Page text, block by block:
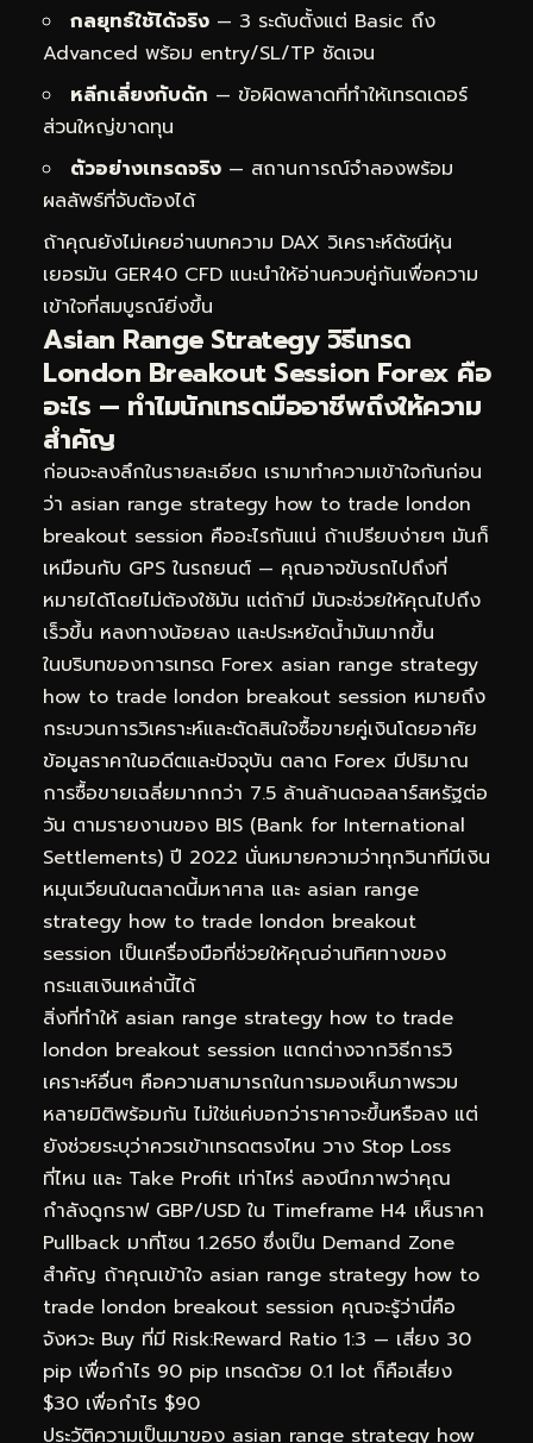
กลยุทธ์ใช้ได้จริง — 3 ระดับตั้งแต่ Basic ถึง
Advanced พร้อม entry/SL/TP ชัดเจน
หลีกเลี่ยงกับดัก — ข้อผิดพลาดที่ทำให้เทรดเดอร์
ส่วนใหญ่ขาดทุน
ตัวอย่างเทรดจริง — สถานการณ์จำลองพร้อม
ผลลัพธ์ที่จับต้องได้
ถ้าคุณยังไม่เคยอ่านบทความ DAX วิเคราะห์ดัชนีหุ้น
เยอรมัน GER40 CFD แนะนำให้อ่านควบคู่กันเพื่อความ
เข้าใจที่สมบูรณ์ยิ่งขึ้น
Asian Range Strategy วิธีเทรด
London Breakout Session Forex คือ
อะไร — ทำไมนักเทรดมืออาชีพถึงให้ความ
สำคัญ
ก่อนจะลงลึกในรายละเอียด เรามาทำความเข้าใจกันก่อน
ว่า asian range strategy how to trade london
breakout session คืออะไรกันแน่ ถ้าเปรียบง่ายๆ มันก็
เหมือนกับ GPS ในรถยนต์ — คุณอาจขับรถไปถึงที่
หมายได้โดยไม่ต้องใช้มัน แต่ถ้ามี มันจะช่วยให้คุณไปถึง
เร็วขึ้น หลงทางน้อยลง และประหยัดน้ำมันมากขึ้น
ในบริบทของการเทรด Forex asian range strategy
how to trade london breakout session หมายถึง
กระบวนการวิเคราะห์และตัดสินใจซื้อขายคู่เงินโดยอาศัย
ข้อมูลราคาในอดีตและปัจจุบัน ตลาด Forex มีปริมาณ
การซื้อขายเฉลี่ยมากกว่า 7.5 ล้านล้านดอลลาร์สหรัฐต่อ
วัน ตามรายงานของ BIS (Bank for International
Settlements) ปี 2022 นั่นหมายความว่าทุกวินาทีมีเงิน
หมุนเวียนในตลาดนี้มหาศาล และ asian range
strategy how to trade london breakout
session เป็นเครื่องมือที่ช่วยให้คุณอ่านทิศทางของ
กระแสเงินเหล่านี้ได้
สิ่งที่ทำให้ asian range strategy how to trade
london breakout session แตกต่างจากวิธีการวิ
เคราะห์อื่นๆ คือความสามารถในการมองเห็นภาพรวม
หลายมิติพร้อมกัน ไม่ใช่แค่บอกว่าราคาจะขึ้นหรือลง แต่
ยังช่วยระบุว่าควรเข้าเทรดตรงไหน วาง Stop Loss
ที่ไหน และ Take Profit เท่าไหร่ ลองนึกภาพว่าคุณ
กำลังดูกราฟ GBP/USD ใน Timeframe H4 เห็นราคา
Pullback มาที่โซน 1.2650 ซึ่งเป็น Demand Zone
สำคัญ ถ้าคุณเข้าใจ asian range strategy how to
trade london breakout session คุณจะรู้ว่านี่คือ
จังหวะ Buy ที่มี Risk:Reward Ratio 1:3 — เสี่ยง 30
pip เพื่อกำไร 90 pip เทรดด้วย 0.1 lot ก็คือเสี่ยง
$30 เพื่อกำไร $90
ประวัติความเป็นมาของ asian range strategy how